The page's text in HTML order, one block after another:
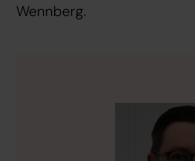
Wennberg.